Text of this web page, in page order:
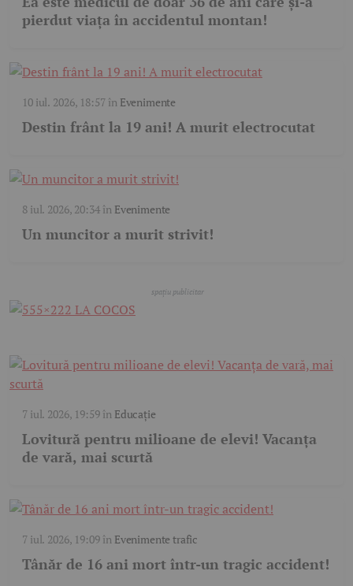
pierdut viața în accidentul montan!
10 iul. 2026, 18:57în Evenimente
Destin frânt la 19 ani! A murit electrocutat
8 iul. 2026, 20:34în Evenimente
Un muncitor a murit strivit!
7 iul. 2026, 19:59în Educație
Lovitură pentru milioane de elevi! Vacanța
de vară, mai scurtă
7 iul. 2026, 19:09în Evenimente trafic
Tânăr de 16 ani mort într-un tragic accident!